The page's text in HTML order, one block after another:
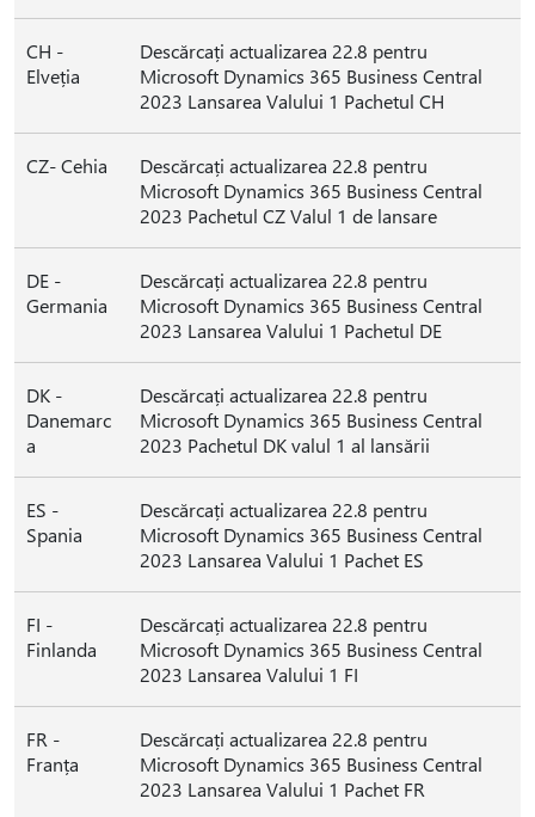
CH -
Elveția
Descărcați actualizarea 22.8 pentru
Microsoft Dynamics 365 Business Central
2023 Lansarea Valului 1 Pachetul CH
CZ- Cehia
Descărcați actualizarea 22.8 pentru
Microsoft Dynamics 365 Business Central
2023 Pachetul CZ Valul 1 de lansare
DE -
Germania
Descărcați actualizarea 22.8 pentru
Microsoft Dynamics 365 Business Central
2023 Lansarea Valului 1 Pachetul DE
DK -
Danemarc
a
Descărcați actualizarea 22.8 pentru
Microsoft Dynamics 365 Business Central
2023 Pachetul DK valul 1 al lansării
ES -
Spania
Descărcați actualizarea 22.8 pentru
Microsoft Dynamics 365 Business Central
2023 Lansarea Valului 1 Pachet ES
FI -
Finlanda
Descărcați actualizarea 22.8 pentru
Microsoft Dynamics 365 Business Central
2023 Lansarea Valului 1 FI
FR -
Franța
Descărcați actualizarea 22.8 pentru
Microsoft Dynamics 365 Business Central
2023 Lansarea Valului 1 Pachet FR